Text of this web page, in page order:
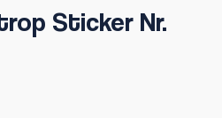
Sticker Nr.